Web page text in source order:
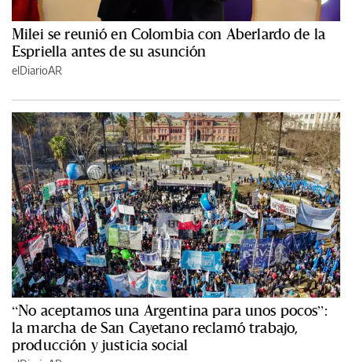
Milei se reunió en Colombia con Aberlardo de la
Espriella antes de su asunción
elDiarioAR
“No aceptamos una Argentina para unos pocos”:
la marcha de San Cayetano reclamó trabajo,
producción y justicia social